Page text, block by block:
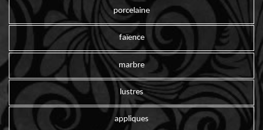
porcelaine
faïence
marbre
lustres
appliques